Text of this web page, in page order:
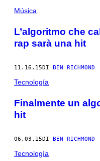
Música
L’algoritmo che
rap sarà una hit
11.16.15DI BEN RICHMOND
Tecnología
Finalmente un
hit
06.03.15DI BEN RICHMOND
Tecnología